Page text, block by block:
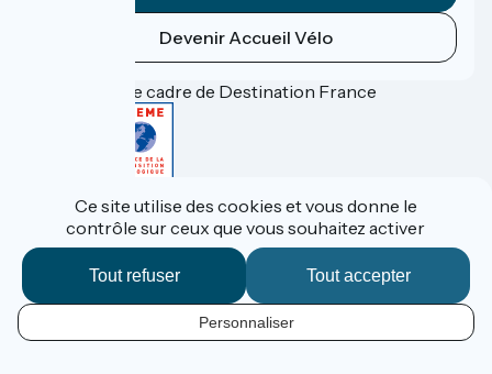
FR
Devenir Accueil Vélo
Financé dans le cadre de Destination France
Espace Presse
Espace Pro
Mentions légales
Confidentialité
Contact
Réalisation :
et France Vélo Tourisme
Ce site utilise des cookies et vous donne le
contrôle sur ceux que vous souhaitez activer
Tout accepter
Tout refuser
Personnaliser